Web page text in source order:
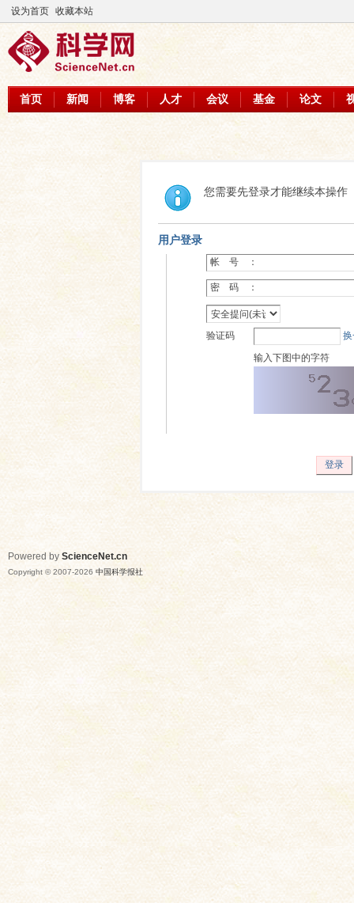
设为首页 收藏本站
首页 新闻 博客 人才 会议 基金 论文
您需要先登录才能继续本操作
用户登录
帐 号 ：
密 码 ：
验证码
输入下图中的字符
登录
Powered by ScienceNet.cn
Copyright © 2007-2026 中国科学报社